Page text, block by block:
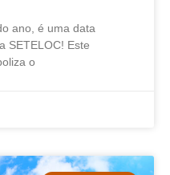
ano, é uma data
SETELOC! Este
o